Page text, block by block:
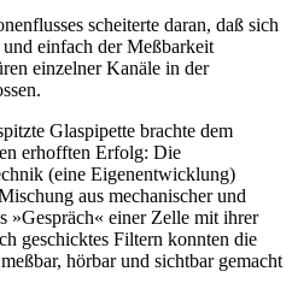
scheiterte daran, daß sich
einfach der Meßbarkeit
einzelner Kanäle in der
Glaspipette brachte dem
erhofften Erfolg: Die
(eine Eigenentwicklung)
aus mechanischer und
»Gespräch« einer Zelle mit ihrer
geschicktes Filtern konnten die
hörbar und sichtbar gemacht